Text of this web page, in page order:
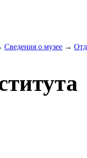
Сведения о музее →